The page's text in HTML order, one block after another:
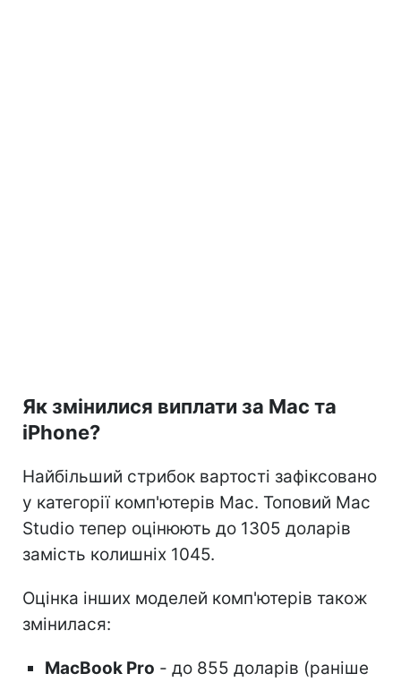
Як змінилися виплати за Mac та
iPhone?
Найбільший стрибок вартості зафіксовано
у категорії комп'ютерів Mac. Топовий Mac
Studio тепер оцінюють до 1305 доларів
замість колишніх 1045.
Оцінка інших моделей комп'ютерів також
змінилася:
MacBook Pro - до 855 доларів (раніше